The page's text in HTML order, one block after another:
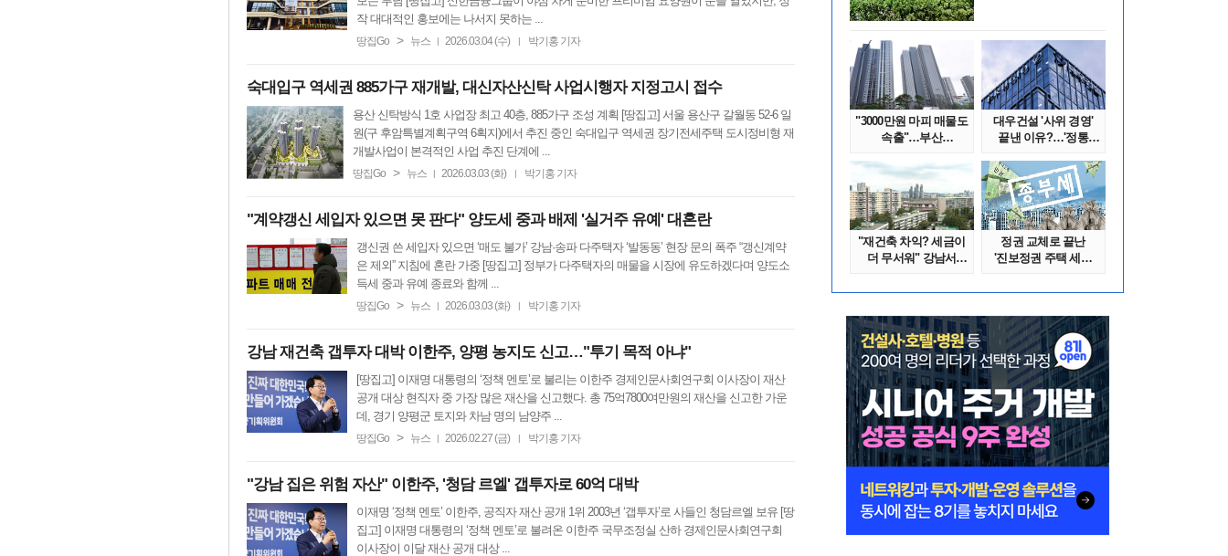
작 대대적인 홍보에는 나서지 못하는 ...
땅집Go > 뉴스 | 2026.03.04 (수) | 박기홍 기자
숙대입구 역세권 885가구 재개발, 대신자산신탁 사업시행자 지정고시 접수
용산 신탁방식 1호 사업장 최고 40층, 885가구 조성 계획 [땅집고] 서울 용산구 갈월동 52-6 일
원(구 후암특별계획구역 6획지)에서 추진 중인 숙대입구 역세권 장기전세주택 도시정비형 재
개발사업이 본격적인 사업 추진 단계에 ...
땅집Go > 뉴스 | 2026.03.03 (화) | 박기홍 기자
"계약갱신 세입자 있으면 못 판다" 양도세 중과 배제 '실거주 유예' 대혼란
갱신권 쓴 세입자 있으면 ‘매도 불가’ 강남·송파 다주택자 ‘발동동’ 현장 문의 폭주 “갱신계약
은 제외” 지침에 혼란 가중 [땅집고] 정부가 다주택자의 매물을 시장에 유도하겠다며 양도소
득세 중과 유예 종료와 함께 ...
땅집Go > 뉴스 | 2026.03.03 (화) | 박기홍 기자
강남 재건축 갭투자 대박 이한주, 양평 농지도 신고…"투기 목적 아냐"
[땅집고] 이재명 대통령의 ‘정책 멘토’로 불리는 이한주 경제인문사회연구회 이사장이 재산
공개 대상 현직자 중 가장 많은 재산을 신고했다. 총 75억7800여만원의 재산을 신고한 가운
데, 경기 양평군 토지와 차남 명의 남양주 ...
땅집Go > 뉴스 | 2026.02.27 (금) | 박기홍 기자
"강남 집은 위험 자산" 이한주, '청담 르엘' 갭투자로 60억 대박
이재명 ‘정책 멘토’ 이한주, 공직자 재산 공개 1위 2003년 ‘갭투자’로 사들인 청담르엘 보유 [땅
집고] 이재명 대통령의 ‘정책 멘토’로 불려온 이한주 국무조정실 산하 경제인문사회연구회
이사장이 이달 재산 공개 대상 ...
"3000만원 마피 매물도
속출"…부산
대우건설 '사위 경영'
끝낸 이유?…'정통
"재건축 차익? 세금이
더 무서워" 강남서
정권 교체로 끝난
'진보정권 주택 세금